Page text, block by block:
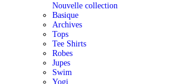
Nouvelle collection
Basique
Archives
Tops
Tee Shirts
Robes
Jupes
Swim
Yogi